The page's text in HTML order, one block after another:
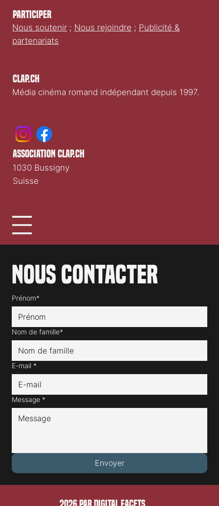
Clap.ch
Média cinéma romand indépendant depuis 1997.
Participer
Nous soutenir ; Nous rejoindre ; Publicité &
partenariats
Nous contacter
Prénom*
Nom de famille*
E-mail *
Message *
Envoyer
association clap.ch
1030 Bussigny
Suisse